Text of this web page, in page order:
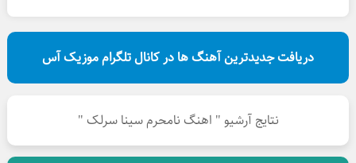
دریافت جدیدترین آهنگ ها در کانال تلگرام موزیک آس
نتایج آرشیو " اهنگ نامحرم سینا سرلک "